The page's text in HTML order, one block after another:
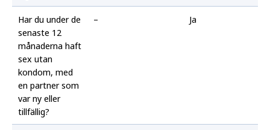
Har du under de
senaste 12
månaderna haft
sex utan
kondom, med
en partner som
var ny eller
tillfällig?
– Ja